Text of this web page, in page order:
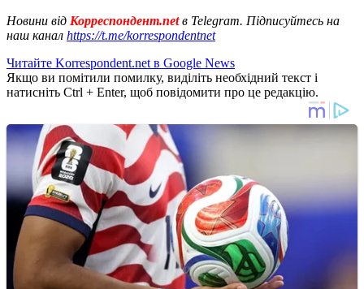
Новини від Корреспондент.netв Telegram. Підписуйтесь на
наш канал https://t.me/korrespondentnet
Читайте Korrespondent.net в Google News
Якщо ви помітили помилку, виділіть необхідний текст і
натисніть Ctrl + Enter, щоб повідомити про це редакцію.